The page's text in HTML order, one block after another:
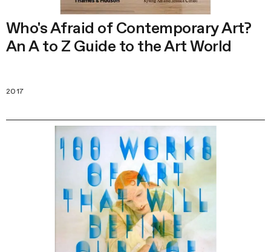
Who's Afraid of Contemporary Art?
An A to Z Guide to the Art World
2017